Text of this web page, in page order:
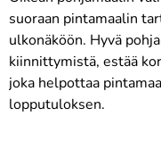
suoraan pintamaalin
ulkonäköön. Hyvä
kiinnittymistä, estää
joka helpottaa
lopputuloksen.